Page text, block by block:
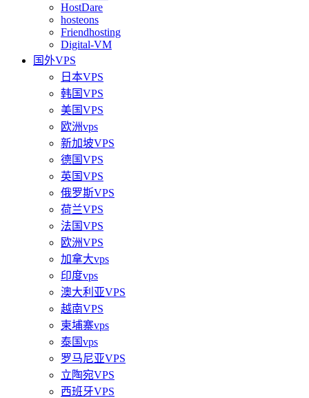
HostDare
hosteons
Friendhosting
Digital-VM
国外VPS
日本VPS
韩国VPS
美国VPS
欧洲vps
新加坡VPS
德国VPS
英国VPS
俄罗斯VPS
荷兰VPS
法国VPS
欧洲VPS
加拿大vps
印度vps
澳大利亚VPS
越南VPS
柬埔寨vps
泰国vps
罗马尼亚VPS
立陶宛VPS
西班牙VPS